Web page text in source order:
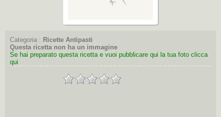
Categoria : Ricette Antipasti
Questa ricetta non ha un immagine
Se hai preparato questa ricetta e vuoi pubblicare qui la tua foto clicca
qui